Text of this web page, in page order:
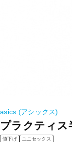
asics (アシックス)
プラクティス
値下げ ユニセックス